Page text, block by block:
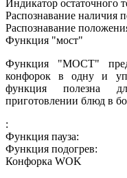
Индикатор остаточного
Распознавание наличия
Распознавание
Функция "мост"
Функция "МОСТ"
конфорок в одну и
функция полезна
приготовлении блюд в
:
Функция пауза:
Функция подогрев:
Конфорка WOK